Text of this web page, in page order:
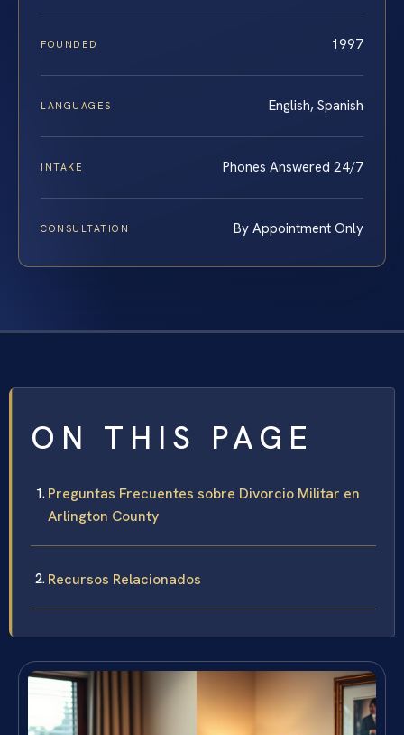
FOUNDED 1997
LANGUAGES English, Spanish
INTAKE Phones Answered 24/7
CONSULTATION By Appointment Only
ON THIS PAGE
Preguntas Frecuentes sobre Divorcio Militar en
Arlington County
Recursos Relacionados